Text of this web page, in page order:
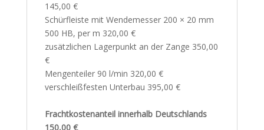
145,00 €
Schürfleiste mit Wendemesser 200 × 20 mm
500 HB, per m 320,00 €
zusätzlichen Lagerpunkt an der Zange 350,00
€
Mengenteiler 90 l/min 320,00 €
verschleißfesten Unterbau 395,00 €
Frachtkostenanteil innerhalb Deutschlands
150,00 €